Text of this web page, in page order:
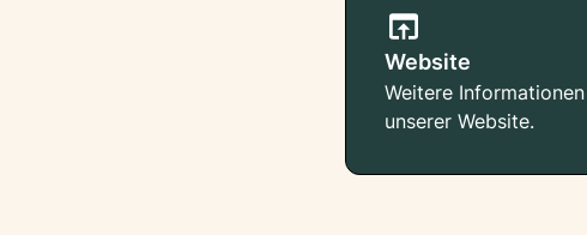
Website
Weitere
unserer Website.